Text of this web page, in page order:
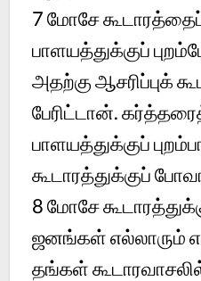
7மோசே
பாளயத்துக்குப்
அதற்கு ஆசரிப்புக்
பேரிட்டான்.
பாளயத்துக்குப்
கூடாரத்துக்குப்
8மோசே
ஜனங்கள் எல்லாரும்
தங்கள்